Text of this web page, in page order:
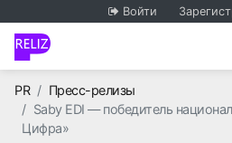
Войти
PRГлавная
Пресс-релизы
Saby EDI — победитель
Цифра»